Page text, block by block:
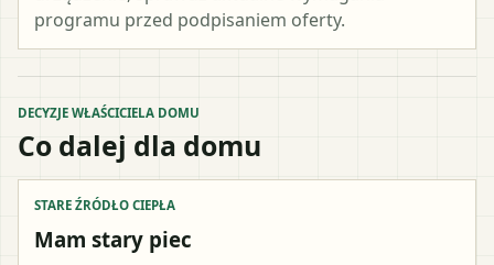
programu przed podpisaniem oferty.
DECYZJE WŁAŚCICIELA DOMU
Co dalej dla domu
STARE ŹRÓDŁO CIEPŁA
Mam stary piec